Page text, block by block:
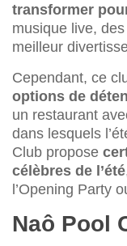
transformer
musique live,
meilleur
Cependant, ce
options de
un restaurant
dans lesquels
Club propose
célèbres de l’été
l’Opening Party
Naô Pool